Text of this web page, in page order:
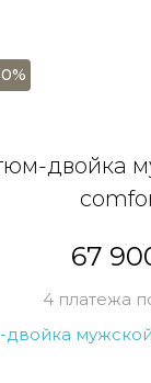
двойка
67
4 платежа
свой e-mail, и
инструкцию!